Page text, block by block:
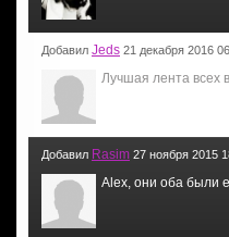
Добавил Jeds 21 декабря 2016
Лучшая лента всех
Добавил Rasim 27 ноября 2015
Alex, они оба были